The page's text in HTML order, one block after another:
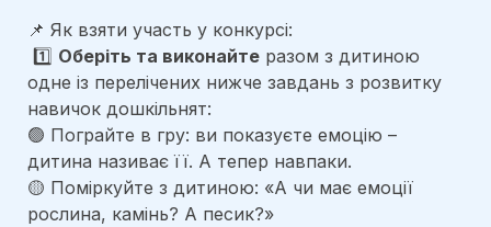
📌 Як взяти участь у конкурсі:
1️⃣ Оберіть та виконайте разом з дитиною
одне із перелічених нижче завдань з розвитку
навичок дошкільнят:
🟢 Пограйте в гру: ви показуєте емоцію –
дитина називає її. А тепер навпаки.
🟡 Поміркуйте з дитиною: «А чи має емоції
рослина, камінь? А песик?»